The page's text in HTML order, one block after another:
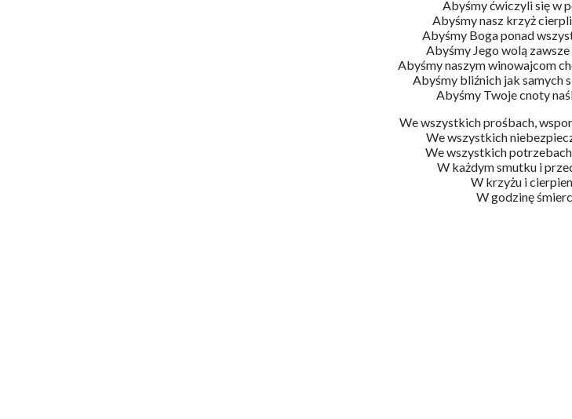
Abyśmy ćwiczyli się w
Abyśmy nasz krzyż
Abyśmy Boga ponad
Abyśmy Jego wolą zawsze
Abyśmy naszym winowajcom
Abyśmy bliźnich jak samych
Abyśmy Twoje cnoty
We wszystkich prośbach,
We wszystkich
We wszystkich
W każdym smutku i
W krzyżu i
W godzinę